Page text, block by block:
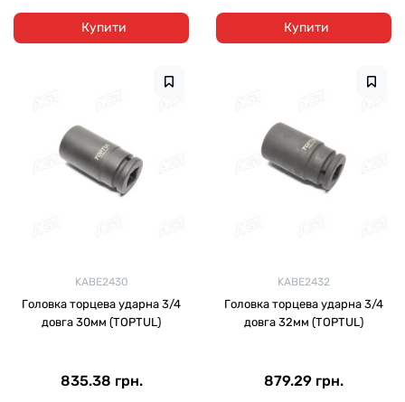
Купити Купити
KABE2430
Головка торцева ударна 3/4
довга 30мм (TOPTUL)
835.38 грн.
KABE2432
Головка торцева ударна 3/4
довга 32мм (TOPTUL)
879.29 грн.